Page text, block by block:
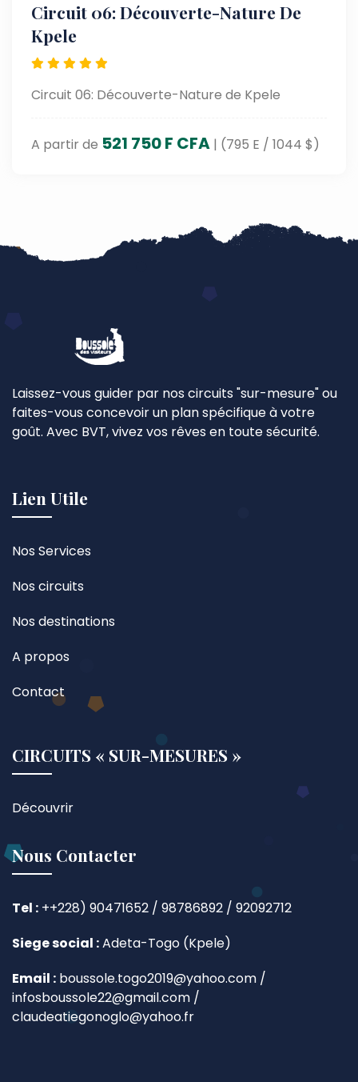
Circuit 06: Découverte-Nature De
Kpele
Circuit 06: Découverte-Nature de Kpele
A partir de 521 750 F CFA | (795 E / 1044 $)
Laissez-vous guider par nos circuits "sur-mesure" ou
faites-vous concevoir un plan spécifique à votre
goût. Avec BVT, vivez vos rêves en toute sécurité.
Lien Utile
Nos Services
Nos circuits
Nos destinations
A propos
Contact
CIRCUITS « SUR-MESURES »
Découvrir
Nous Contacter
Tel : ++228) 90471652 / 98786892 / 92092712
Siege social :Adeta-Togo (Kpele)
Email : boussole.togo2019@yahoo.com /
infosboussole22@gmail.com /
claudeatiegonoglo@yahoo.fr